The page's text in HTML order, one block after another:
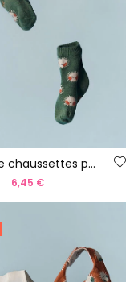
Pack de chaussettes pour bébé en coton marron
6,45 €